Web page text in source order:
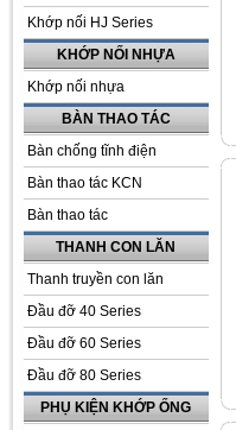
Khớp nối HJ Series
KHỚP NỐI NHỰA
Khớp nối nhựa
BÀN THAO TÁC
Bàn chống tĩnh điện
Bàn thao tác KCN
Bàn thao tác
THANH CON LĂN
Thanh truyền con lăn
Đầu đỡ 40 Series
Đầu đỡ 60 Series
Đầu đỡ 80 Series
PHỤ KIỆN KHỚP ỐNG